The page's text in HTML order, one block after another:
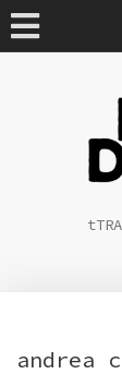
andrea